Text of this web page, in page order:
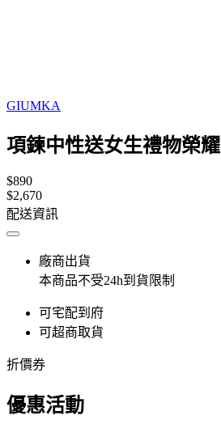
GIUMKA
項鍊中性送女生禮物榮耀
$890
$2,670
配送資訊
廠商出貨
本商品不受24h到貨限制
可宅配到府
可超商取貨
折價券
優惠活動